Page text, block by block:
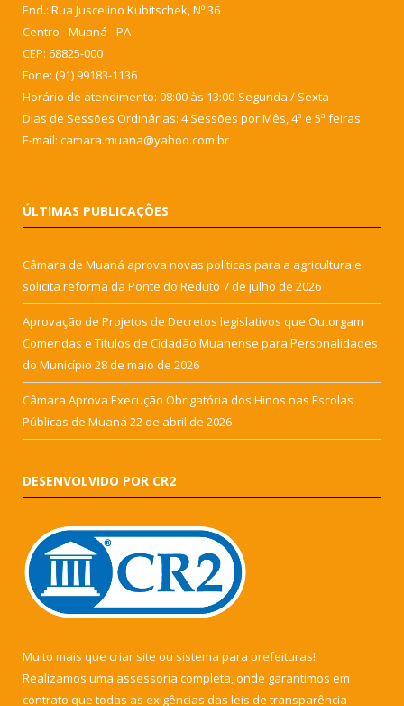
End.: Rua Juscelino Kubitschek, Nº 36
Centro - Muaná - PA
CEP: 68825-000
Fone: (91) 99183-1136
Horário de atendimento: 08:00 às 13:00-Segunda / Sexta
Dias de Sessões Ordinárias: 4 Sessões por Mês, 4ª e 5ª feiras
E-mail: camara.muana@yahoo.com.br
ÚLTIMAS PUBLICAÇÕES
Câmara de Muaná aprova novas políticas para a agricultura e
solicita reforma da Ponte do Reduto 7 de julho de 2026
Aprovação de Projetos de Decretos legislativos que Outorgam
Comendas e Títulos de Cidadão Muanense para Personalidades
do Município 28 de maio de 2026
Câmara Aprova Execução Obrigatória dos Hinos nas Escolas
Públicas de Muaná 22 de abril de 2026
DESENVOLVIDO POR CR2
Muito mais que criar site ou sistema para prefeituras!
Realizamos uma assessoria completa, onde garantimos em
contrato que todas as exigências das leis de transparência